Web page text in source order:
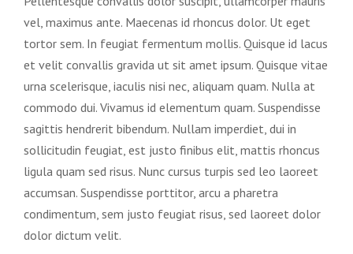
vel, maximus ante. Maecenas id rhoncus dolor. Ut eget
tortor sem. In feugiat fermentum mollis. Quisque id lacus
et velit convallis gravida ut sit amet ipsum. Quisque vitae
urna scelerisque, iaculis nisi nec, aliquam quam. Nulla at
commodo dui. Vivamus id elementum quam. Suspendisse
sagittis hendrerit bibendum. Nullam imperdiet, dui in
sollicitudin feugiat, est justo finibus elit, mattis rhoncus
ligula quam sed risus. Nunc cursus turpis sed leo laoreet
accumsan. Suspendisse porttitor, arcu a pharetra
condimentum, sem justo feugiat risus, sed laoreet dolor
dolor dictum velit.